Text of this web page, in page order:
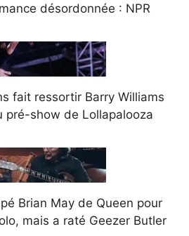
désordonnée : NPR
fait ressortir Barry Williams
pré-show de Lollapalooza
Brian May de Queen pour
mais a raté Geezer Butler